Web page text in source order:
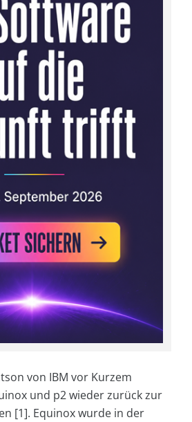
von IBM vor Kurzem
und p2 wieder zurück zur
[1]. Equinox wurde in der